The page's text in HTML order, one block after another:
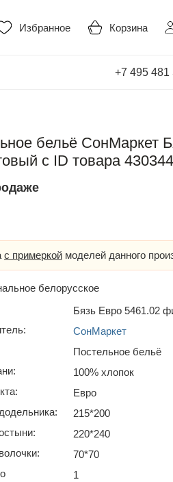
Избранное Корзина
+7 495 481
бельё СонМаркет
с ID товара 430344
с примеркой моделей данного
белорусское
Бязь Евро 5461.02
СонМаркет
Постельное бельё
100% хлопок
Евро
215*200
220*240
70*70
1